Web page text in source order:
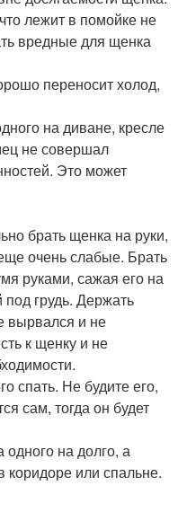
лежит в помойке не
вредные для щенка
переносит холод,
на диване, кресле
не совершал
Это может
брать щенка на руки,
очень слабые. Брать
руками, сажая его на
грудь. Держать
вырвался и не
к щенку и не
спать. Не будите его,
сам, тогда он будет
одного на долго, а
коридоре или спальне.